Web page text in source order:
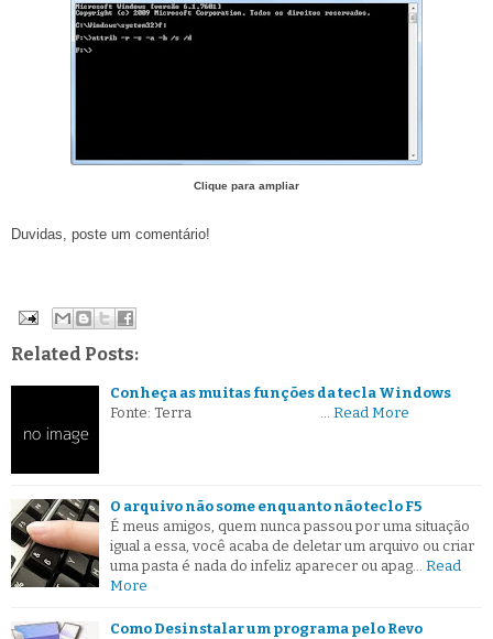
Clique para ampliar
Duvidas, poste um comentário!
Related Posts:
Conheça as muitas funções da tecla Windows
Fonte: Terra … Read More
O arquivo não some enquanto não teclo F5
É meus amigos, quem nunca passou por uma situação
igual a essa, você acaba de deletar um arquivo ou criar
uma pasta é nada do infeliz aparecer ou apag… Read
More
Como Desinstalar um programa pelo Revo